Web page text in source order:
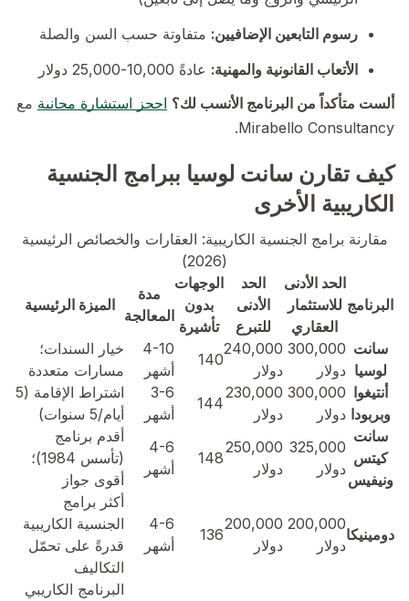
رسوم التابعين الإضافيين: متفاوتة حسب السن والصلة
الأتعاب القانونية والمهنية: عادةً 10,000-25,000 دولار
ألست متأكداً من البرنامج الأنسب لك؟ احجز استشارة مجانية مع
Mirabello Consultancy.
كيف تقارن سانت لوسيا ببرامج الجنسية
الكاريبية الأخرى
مقارنة برامج الجنسية الكاريبية: العقارات والخصائص الرئيسية
(2026)
البرنامج
الحد الأدنى
للاستثمار
العقاري
الحد
الأدنى
للتبرع
الوجهات
بدون
تأشيرة
مدة
المعالجة
الميزة الرئيسية
سانت
لوسيا
300,000
دولار
240,000
دولار
140
4-10
أشهر
خيار السندات؛
مسارات متعددة
أنتيغوا
وبربودا
300,000
دولار
230,000
دولار
144
3-6
أشهر
اشتراط الإقامة (5
أيام/5 سنوات)
سانت
كيتس
ونيفيس
325,000
دولار
250,000
دولار
148
4-6
أشهر
أقدم برنامج
(تأسس 1984)؛
أقوى جواز
دومينيكا
200,000
دولار
200,000
دولار
136
4-6
أشهر
أكثر برامج
الجنسية الكاريبية
قدرةً على تحمّل
التكاليف
البرنامج الكاريبي